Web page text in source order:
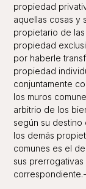
propiedad
aquellas cosas y
propietario de
propiedad
por haberle
propiedad
conjuntamente
los muros
arbitrio de los
según su
los demás
comunes es el
sus
correspondiente.-